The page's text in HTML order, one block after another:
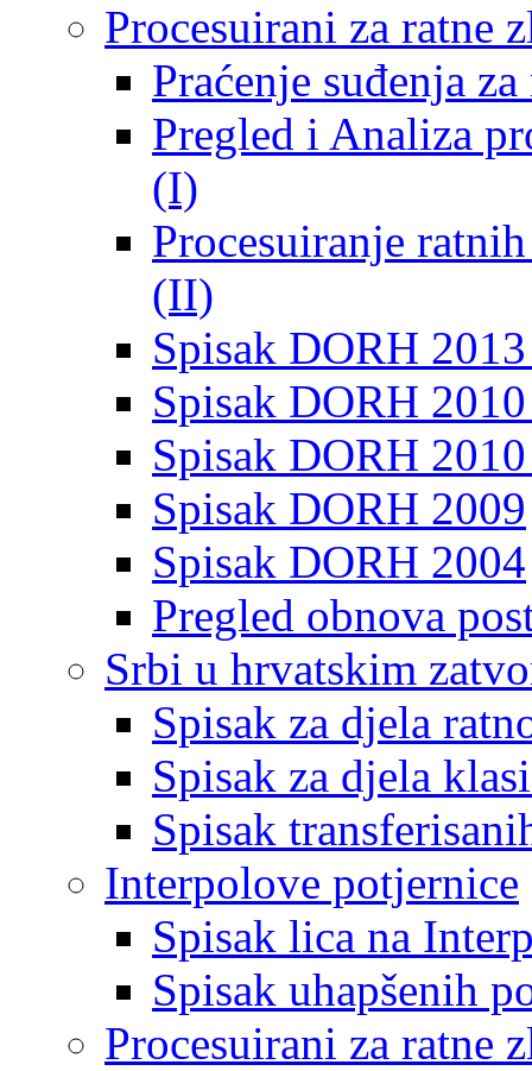
Procesuirani za ratne
Praćenje suđenja
Pregled i Analiza
(I)
Procesuiranje
(II)
Spisak DORH
Spisak DORH
Spisak DORH
Spisak DORH 2009
Spisak DORH 2004
Pregled obnova
Srbi u hrvatskim
Spisak za djela
Spisak za djela
Spisak
Interpolove potjernice
Spisak lica na
Spisak uhapšenih
Procesuirani za ratne